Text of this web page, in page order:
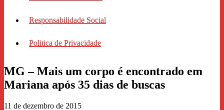
Responsabilidade Social
Politica de Privacidade
MG – Mais um corpo é encontrado em
Mariana após 35 dias de buscas
11 de dezembro de 2015